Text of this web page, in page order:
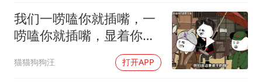
夯实基础开新局
我们一唠嗑你就插嘴，一
唠嗑你就插嘴，显着你
猫猫狗狗汪 打开APP